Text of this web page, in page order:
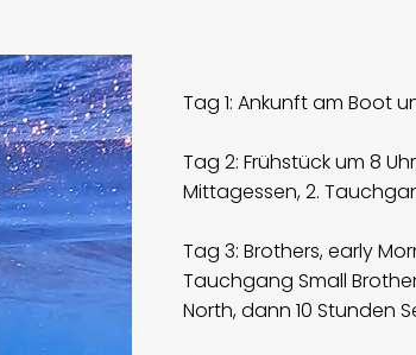
Tag 1: Ankunft am Boot
Tag 2: Frühstück um 8
Mittagessen, 2.
Tag 3: Brothers, early
Tauchgang Small
North, dann 10 Stunden